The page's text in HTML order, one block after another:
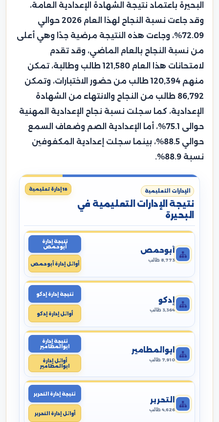
البحيرة باعتماد نتيجة الشهادة الإعدادية العامة،
وقد جاءت نسبة النجاح لهذا العام 2026 حوالي
72.09%، وجاءت هذه النتيجة مرضية جدًا وهي أعلى
من نسبة النجاح بالعام الماضي، وقد تقدم
لامتحانات هذا العام 121,580 طالب وطالبة، تمكن
منهم 120,394 طالب من حضور الاختبارات، وتمكن
86,792 طالب من النجاح والانتهاء من الشهادة
الإعدادية، كما سجلت نسبة نجاح الإعدادية المهنية
حوالى 75.1%، أما الإعدادية الصم وضعاف السمع
حوالي 88.5%، بينما سجلت إعدادية المكفوفين
نسبة 88.9%.
الإدارات التعليمية
نتيجة الإدارات التعليمية في
البحيرة
18 إدارة تعليمية
أبوحمص
8,773 طالب
نتيجة إدارة
أبوحمص
أوائل إدارة أبوحمص
إدكو
3,364 طالب
نتيجة إدارة إدكو
أوائل إدارة إدكو
ابوالمطامير
7,910 طالب
نتيجة إدارة
ابوالمطامير
أوائل إدارة
ابوالمطامير
التحرير
4,626 طالب
نتيجة إدارة التحرير
أوائل إدارة التحرير